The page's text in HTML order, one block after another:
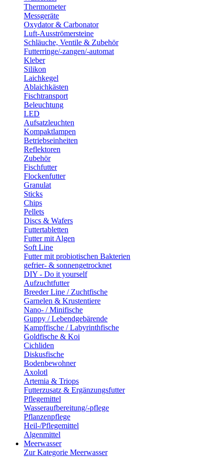
Thermometer
Messgeräte
Oxydator & Carbonator
Luft-Ausströmersteine
Schläuche, Ventile & Zubehör
Futterringe/-zangen/-automat
Kleber
Silikon
Laichkegel
Ablaichkästen
Fischtransport
Beleuchtung
LED
Aufsatzleuchten
Kompaktlampen
Betriebseinheiten
Reflektoren
Zubehör
Fischfutter
Flockenfutter
Granulat
Sticks
Chips
Pellets
Discs & Wafers
Futtertabletten
Futter mit Algen
Soft Line
Futter mit probiotischen Bakterien
gefrier- & sonnengetrocknet
DIY - Do it yourself
Aufzuchtfutter
Breeder Line / Zuchtfische
Garnelen & Krustentiere
Nano- / Minifische
Guppy / Lebendgebärende
Kampffische / Labyrinthfische
Goldfische & Koi
Cichliden
Diskusfische
Bodenbewohner
Axolotl
Artemia & Triops
Futterzusatz & Ergänzungsfutter
Pflegemittel
Wasseraufbereitung/-pflege
Pflanzenpflege
Heil-/Pflegemittel
Algenmittel
Meerwasser
Zur Kategorie Meerwasser